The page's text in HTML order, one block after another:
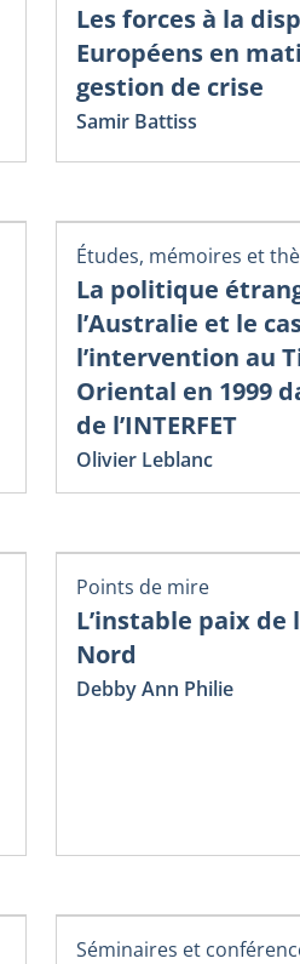
Les forces à la
Européens en
gestion de crise
Samir Battiss
Études, mémoires et
La politique
l’Australie et le
l’intervention au
Oriental en 1999
de l’INTERFET
Olivier Leblanc
Points de mire
L’instable paix de
Nord
Debby Ann Philie
Séminaires et